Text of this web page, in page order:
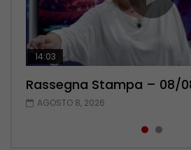
14:03
Rassegna Stampa – 08/
AGOSTO 8, 2026
16:38
Rassegna Stampa – 07/
AGOSTO 7, 2026